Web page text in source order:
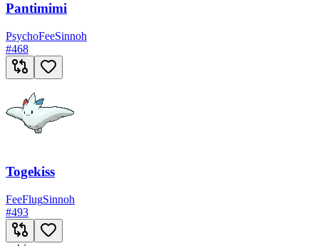
Pantimimi
PsychoFeeSinnoh
#468
Togekiss
FeeFlugSinnoh
#493